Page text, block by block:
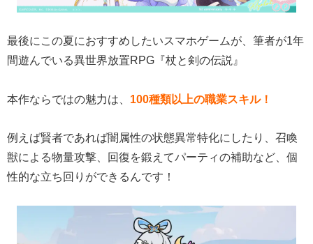
最後にこの夏におすすめしたいスマホゲームが、筆者が1年
間遊んでいる異世界放置RPG『杖と剣の伝説』
本作ならではの魅力は、 100種類以上の職業スキル！
例えば賢者であれば闇属性の状態異常特化にしたり、召喚
獣による物量攻撃、回復を鍛えてパーティの補助など、個
性的な立ち回りができるんです！